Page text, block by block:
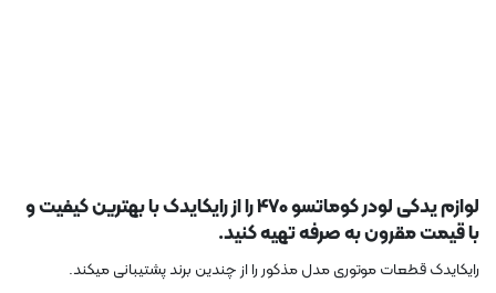
لوازم یدکی لودر کوماتسو 470 را از رایکایدک با بهترین کیفیت و
با قیمت مقرون به صرفه تهیه کنید.
رایکایدک قطعات موتوری مدل مذکور را از چندین برند پشتیبانی میکند.